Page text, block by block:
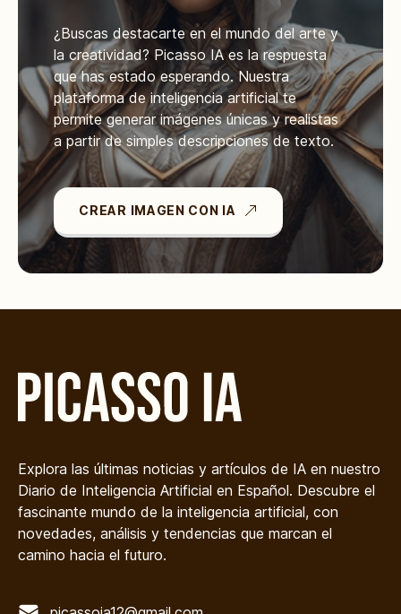
¿Buscas destacarte en el mundo del arte y
la creatividad? Picasso IA es la respuesta
que has estado esperando. Nuestra
plataforma de inteligencia artificial te
permite generar imágenes únicas y realistas
a partir de simples descripciones de texto.
CREAR IMAGEN CON IA
Explora las últimas noticias y artículos de IA en nuestro
Diario de Inteligencia Artificial en Español. Descubre el
fascinante mundo de la inteligencia artificial, con
novedades, análisis y tendencias que marcan el
camino hacia el futuro.